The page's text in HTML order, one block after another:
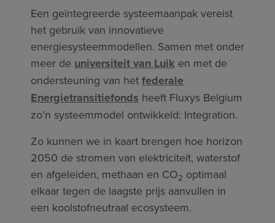
Een geïntegreerde systeemaanpak vereist
het gebruik van innovatieve
energiesysteemmodellen. Samen met onder
meer de universiteit van Luik en met de
ondersteuning van het federale
Energietransitiefonds heeft Fluxys Belgium
zo’n systeemmodel ontwikkeld: Integration.
Zo kunnen we in kaart brengen hoe horizon
2050 de stromen van elektriciteit, waterstof
en afgeleiden, methaan en CO2 optimaal
elkaar tegen de laagste prijs aanvullen in
een koolstofneutraal ecosysteem.